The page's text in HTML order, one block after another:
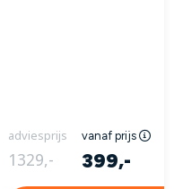
adviesprijs vanaf prijs
1329,- 399,-